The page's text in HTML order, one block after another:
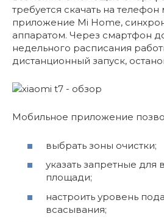
требуется скачать на
приложение Mi Home,
аппаратом. Через смартфон
недельного расписания
дистанционный запуск,
Мобильное приложение
выбрать зоны очистки;
указать запретные для
площади;
настроить уровень
всасывания;